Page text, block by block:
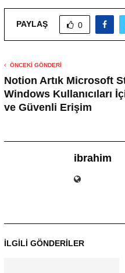
PAYLAŞ 0
ÖNCEKI GÖNDERI
Notion Artık Microsoft
Windows Kullanıcıları
ve Güvenli Erişim
ibrahim
İLGILI GÖNDERILER